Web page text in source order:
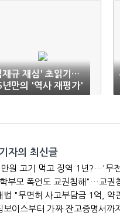
재규 재심' 초읽기…
만의 '역사 재평가'
게?
자의 최신글
부모 폭언도 교권침해"…교권
법 "무면허 사고부담금 1억, 약
보이스부터 가짜 잔고증명서